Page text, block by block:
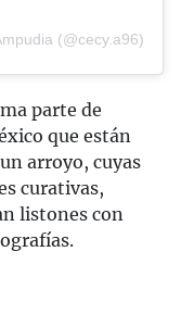
(@cecy.a96)
parte de
que están
arroyo, cuyas
curativas,
listones con